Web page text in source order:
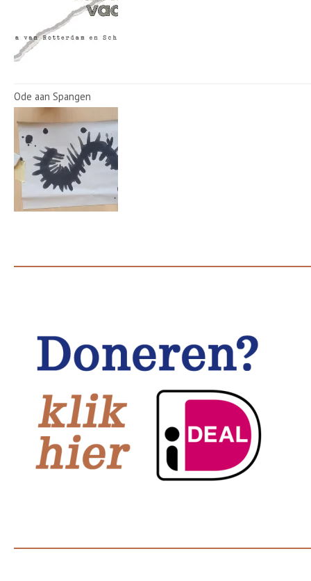
Ode aan Spangen